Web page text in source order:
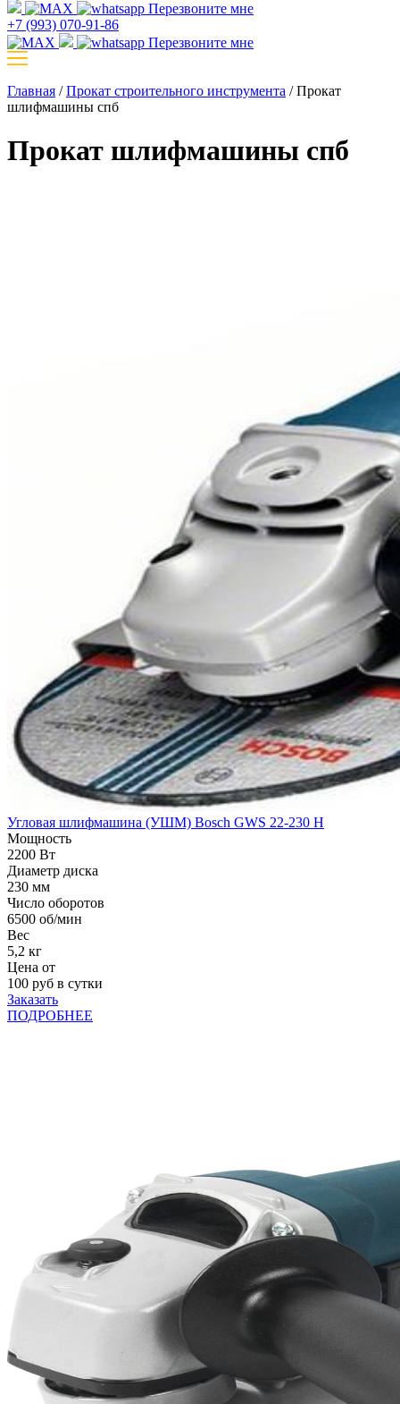
Перезвоните мне
+7 (993) 070-91-86
Перезвоните мне
Главная /Прокат строительного инструмента /Прокат
шлифмашины спб
Прокат шлифмашины спб
Угловая шлифмашина (УШМ) Bosch GWS 22-230 H
Мощность
2200 Вт
Диаметр диска
230 мм
Число оборотов
6500 об/мин
Вес
5,2 кг
Цена от
100 руб в сутки
Заказать
ПОДРОБНЕЕ